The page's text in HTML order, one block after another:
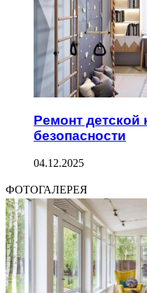
Ремонт детской
безопасности
04.12.2025
ФОТОГАЛЕРЕЯ